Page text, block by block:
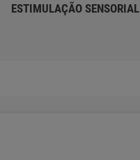
ESTIMULAÇÃO SENSORIAL